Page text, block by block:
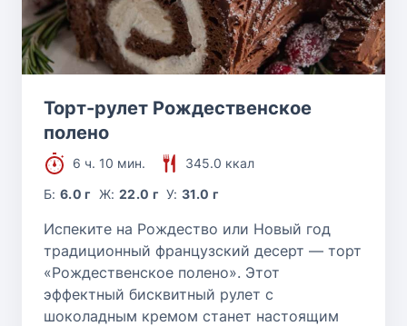
Торт-рулет Рождественское
полено
6 ч. 10 мин.
345.0 ккал
Б:6.0 г Ж: 22.0 г У:31.0 г
Испеките на Рождество или Новый год
традиционный французский десерт — торт
«Рождественское полено». Этот
эффектный бисквитный рулет с
шоколадным кремом станет настоящим